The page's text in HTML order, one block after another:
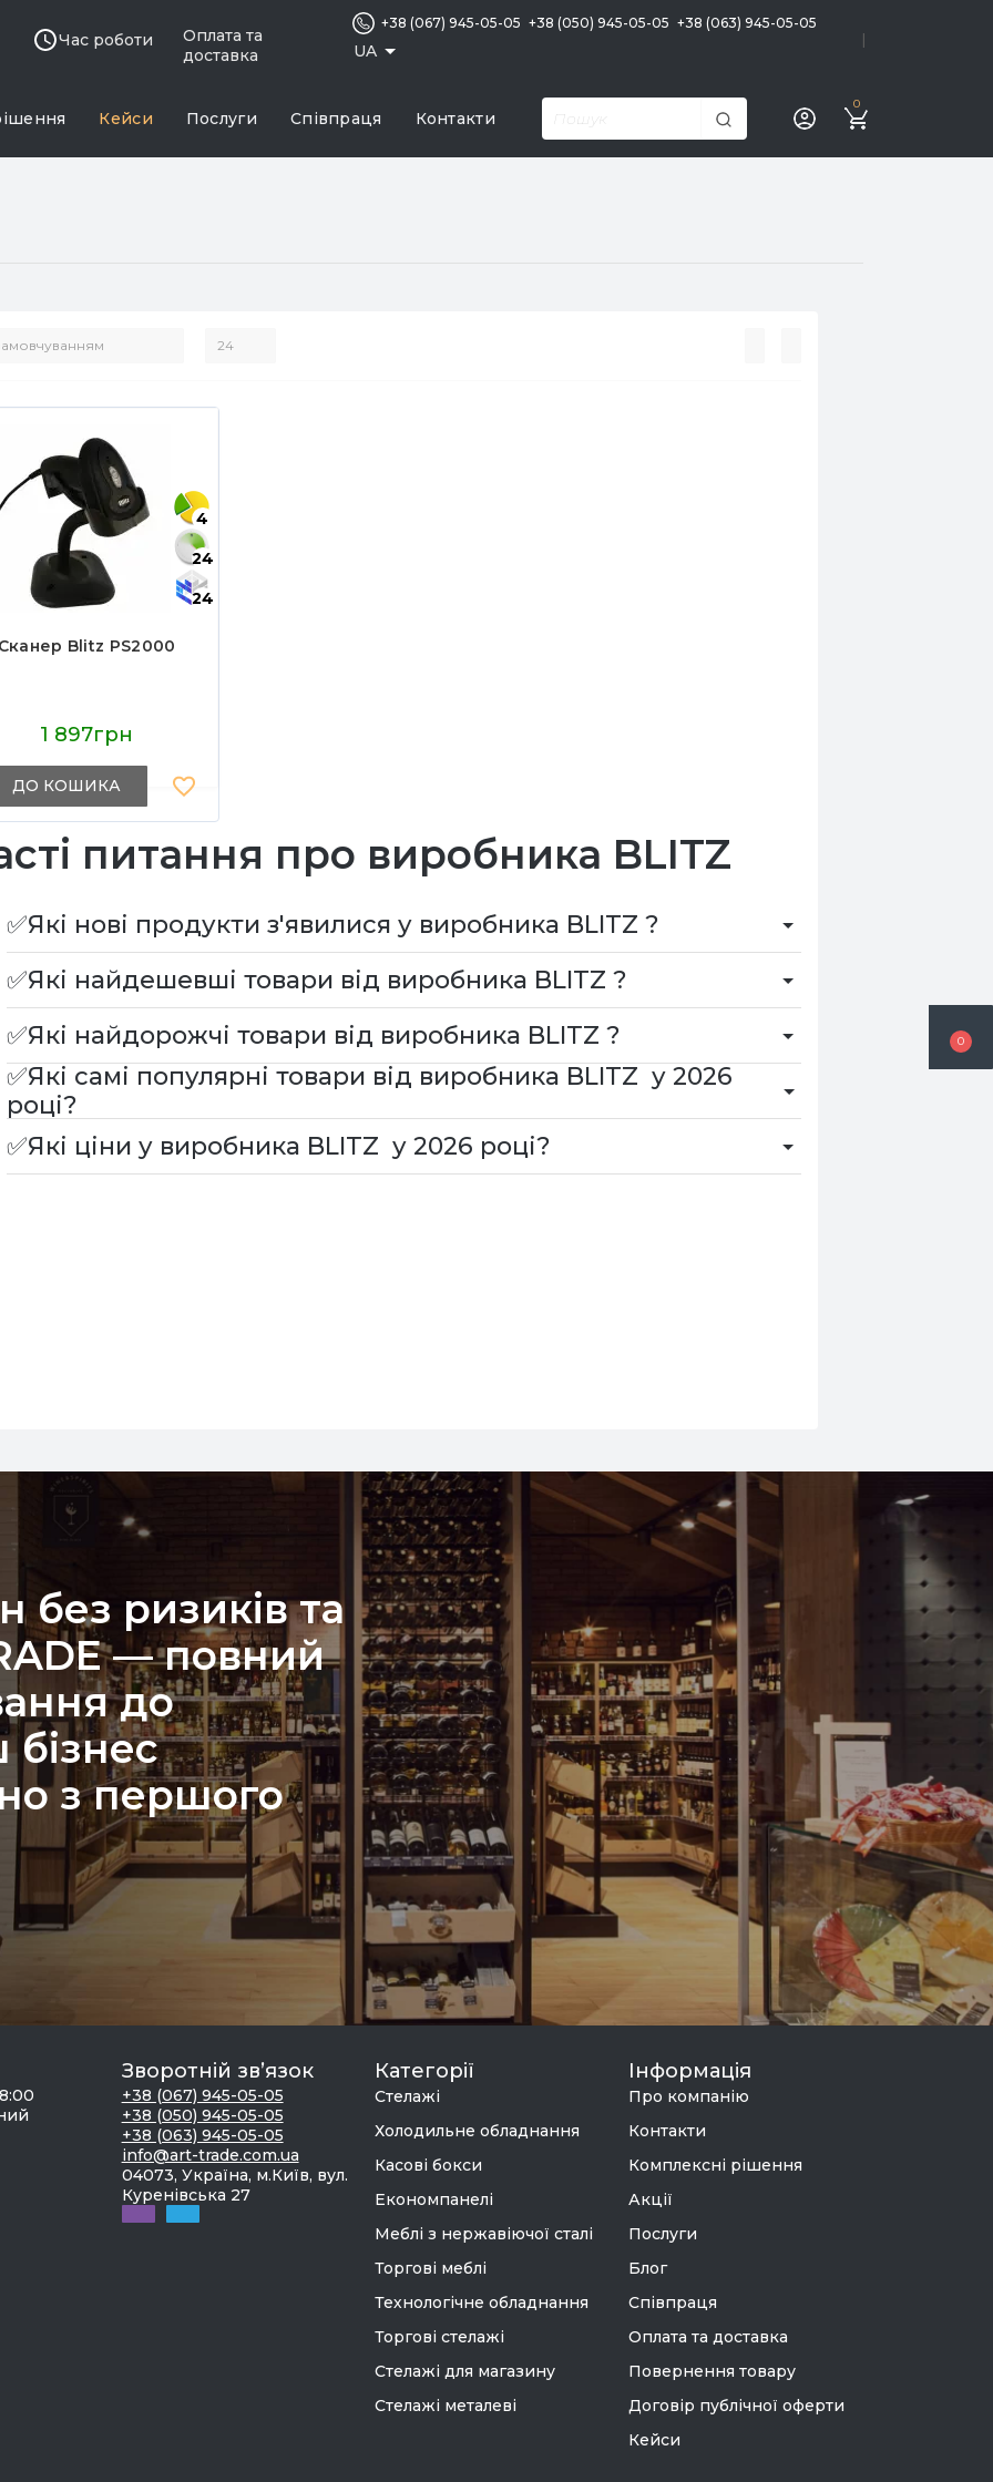
0
Час роботи
Оплата та
доставка
UA
+38 (067) 945-05-05 +38 (050) 945-05-05 +38 (063) 945-05-05
Кейси Послуги Співпраця Контакти
0
4
24
24
Сканер Blitz PS2000
1 897грн
ДО КОШИКА
питання про виробника BLITZ
✅Які нові продукти з'явилися у виробника BLITZ ?
✅Які найдешевші товари від виробника BLITZ ?
✅Які найдорожчі товари від виробника BLITZ ?
✅Які самі популярні товари від виробника BLITZ у 2026
році?
✅Які ціни у виробника BLITZ у 2026 році?
без ризиків та
— повний
до
з першого
Зворотній зв’язок
+38 (067) 945-05-05
+38 (050) 945-05-05
+38 (063) 945-05-05
info@art-trade.com.ua
04073, Україна, м.Київ, вул.
Куренівська 27
Категорії
Стелажі
Холодильне обладнання
Касові бокси
Економпанелі
Меблі з нержавіючої сталі
Торгові меблі
Технологічне обладнання
Торгові стелажі
Стелажі для магазину
Стелажі металеві
Інформація
Про компанію
Контакти
Комплексні рішення
Акції
Послуги
Блог
Співпраця
Оплата та доставка
Повернення товару
Договір публічної оферти
Кейси